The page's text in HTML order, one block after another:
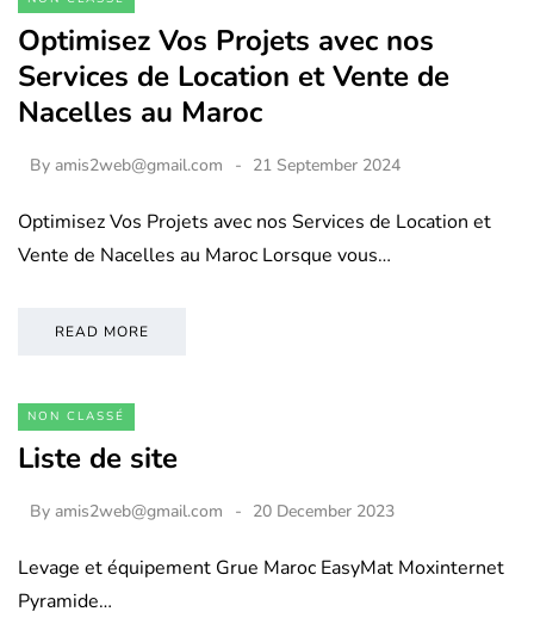
Optimisez Vos Projets avec nos
Services de Location et Vente de
Nacelles au Maroc
By amis2web@gmail.com 21 September 2024
Optimisez Vos Projets avec nos Services de Location et
Vente de Nacelles au Maroc Lorsque vous…
READ MORE
NON CLASSÉ
Liste de site
By amis2web@gmail.com 20 December 2023
Levage et équipement Grue Maroc EasyMat Moxinternet
Pyramide…